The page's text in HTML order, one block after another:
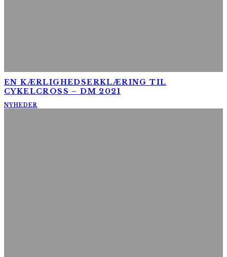
EN KÆRLIGHEDSERKLÆRING TIL
CYKELCROSS – DM 2021
NYHEDER